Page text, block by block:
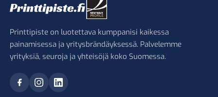
Printtipiste on luotettava kumppanisi kaikessa
painamisessa ja yritysbrändäyksessä. Palvelemme
yrityksiä, seuroja ja yhteisöjä koko Suomessa.